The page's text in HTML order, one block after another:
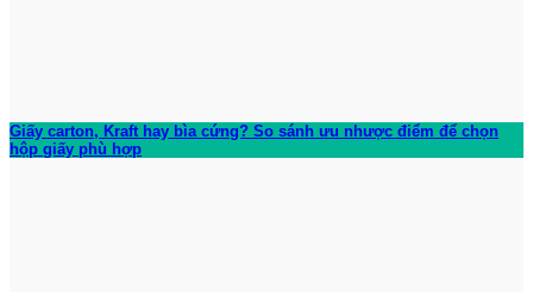
Giấy carton, Kraft hay bìa cứng? So sánh ưu nhược điểm để chọn
hộp giấy phù hợp